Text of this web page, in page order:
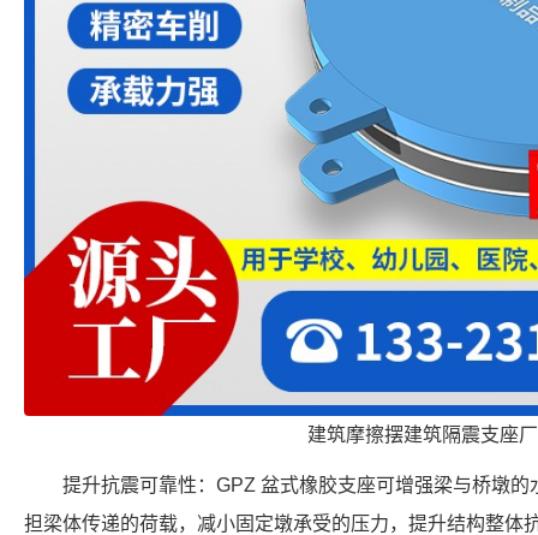
建筑摩擦摆建筑隔震支座
提升抗震可靠性：GPZ 盆式橡胶支座可增强梁与桥墩
担梁体传递的荷载，减小固定墩承受的压力，提升结构整体